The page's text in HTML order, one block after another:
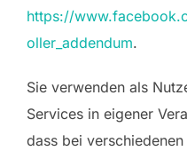
https://
oller_addendum.
Sie verwenden als
Services in eigener
dass bei verschiedenen